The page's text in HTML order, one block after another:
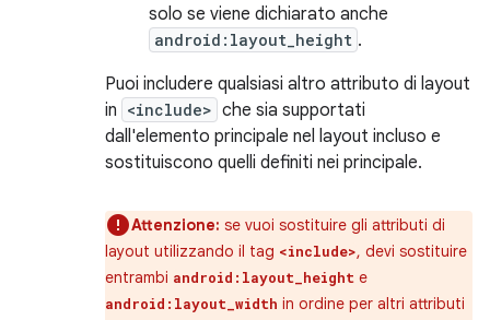
solo se viene dichiarato anche
android:layout_height .
Puoi includere qualsiasi altro attributo di layout
in <include> che sia supportati
dall'elemento principale nel layout incluso e
sostituiscono quelli definiti nei principale.
Attenzione: se vuoi sostituire gli attributi di
layout utilizzando il tag <include>, devi sostituire
entrambi android:layout_height e
android:layout_width in ordine per altri attributi